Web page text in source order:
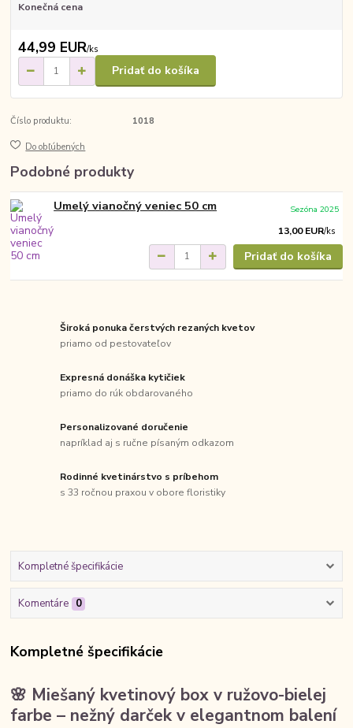
Konečná cena
44,99 EUR/ks
Pridať do košíka
Číslo produktu: 1018
Do obľúbených
Podobné produkty
Umelý vianočný veniec 50 cm
13,00 EUR/ks
Sezóna 2025
Pridať do košíka
Široká ponuka čerstvých rezaných kvetov
priamo od pestovateľov
Expresná donáška kytičiek
priamo do rúk obdarovaného
Personalizované doručenie
napríklad aj s ručne písaným odkazom
Rodinné kvetinárstvo s príbehom
s 33 ročnou praxou v obore floristiky
Kompletné špecifikácie
Komentáre 0
Kompletné špecifikácie
🌸 Miešaný kvetinový box v ružovo-bielej
farbe – nežný darček v elegantnom balení